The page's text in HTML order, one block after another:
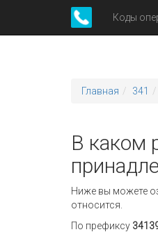
Коды
Главная 341
В каком
Ниже вы можете
относится.
По префиксу